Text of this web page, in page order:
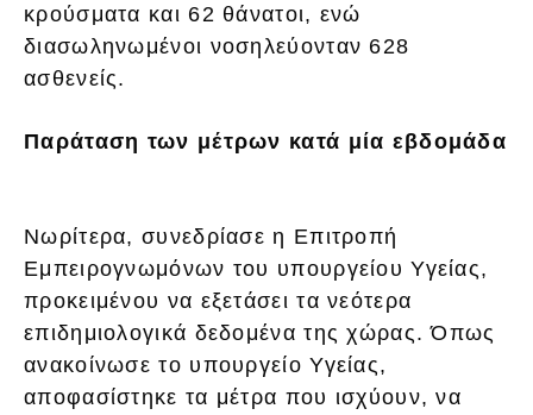
κρούσματα και 62 θάνατοι, ενώ
διασωληνωμένοι νοσηλεύονταν 628
ασθενείς.
Παράταση των μέτρων κατά μία εβδομάδα
Νωρίτερα, συνεδρίασε η Επιτροπή
Εμπειρογνωμόνων του υπουργείου Υγείας,
προκειμένου να εξετάσει τα νεότερα
επιδημιολογικά δεδομένα της χώρας. Όπως
ανακοίνωσε το υπουργείο Υγείας,
αποφασίστηκε τα μέτρα που ισχύουν, να